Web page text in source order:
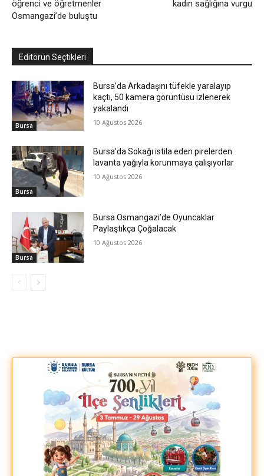
öğrenci ve öğretmenler
Osmangazi’de buluştu
kadın sağlığına vurgu
Editörün Seçtikleri
Bursa
Bursa’da Arkadaşını tüfekle yaralayıp
kaçtı, 50 kamera görüntüsü izlenerek
yakalandı
10 Ağustos 2026
Bursa
Bursa’da Sokağı istila eden pirelerden
lavanta yağıyla korunmaya çalışıyorlar
10 Ağustos 2026
Bursa
Bursa Osmangazi’de Oyuncaklar
Paylaştıkça Çoğalacak
10 Ağustos 2026